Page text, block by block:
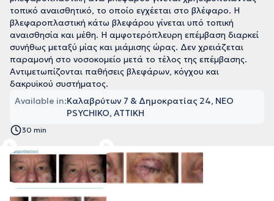
τοπικό αναισθητικό, το οποίο εγχέεται στο βλέφαρο. Η
βλεφαροπλαστική κάτω βλεφάρου γίνεται υπό τοπική
αναισθησία και μέθη. Η αμφοτερόπλευρη επέμβαση διαρκεί
συνήθως μεταξύ μίας και μιάμισης ώρας. Δεν χρειάζεται
παραμονή στο νοσοκομείο μετά το τέλος της επέμβασης.
Αντιμετωπίζονται παθήσεις βλεφάρων, κόγχου και
δακρυϊκού συστήματος.
Available in:Καλαβρύτων 7 & Δημοκρατίας 24, NEO
PSYCHIKO, ΑΤΤΙΚΗ
30 min